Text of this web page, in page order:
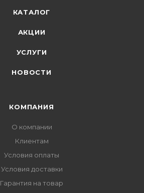
КАТАЛОГ
АКЦИИ
УСЛУГИ
НОВОСТИ
КОМПАНИЯ
О компании
Клиентам
Условия оплаты
Условия доставки
Гарантия на товар